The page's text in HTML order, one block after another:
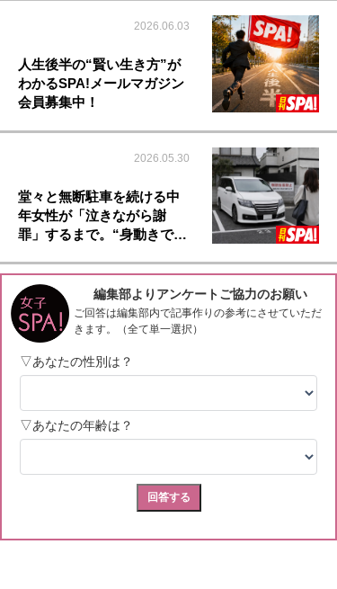
2026.06.03
人生後半の“賢い生き方”が
わかるSPA!メールマガジン
会員募集中！
2026.05.30
堂々と無断駐車を続ける中
年女性が「泣きながら謝
罪」するまで。“身動きで…